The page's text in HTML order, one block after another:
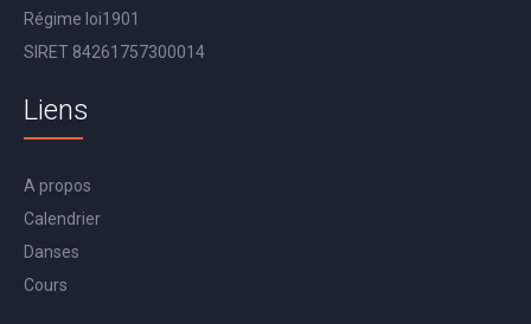
Régime loi1901
SIRET 84261757300014
Liens
A propos
Calendrier
Danses
Cours